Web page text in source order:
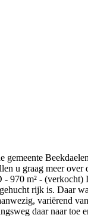
u graag meer
970 m² -
rijk is. Daar
variërend
daar naar toe